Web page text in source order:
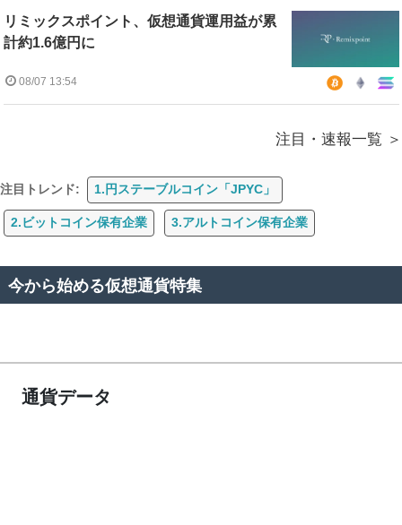
リミックスポイント、仮想通貨運用益が累
計約1.6億円に
08/07 13:54
注目・速報一覧
注目トレンド: 1.円ステーブルコイン「JPYC」
2.ビットコイン保有企業 3.アルトコイン保有企業
今から始める仮想通貨特集
通貨データ